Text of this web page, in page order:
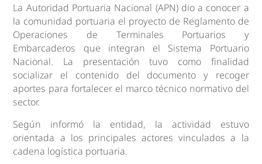
La Autoridad Portuaria Nacional (APN) dio a conocer a
la comunidad portuaria el proyecto de Reglamento de
Operaciones de Terminales Portuarios y
Embarcaderos que integran el Sistema Portuario
Nacional. La presentación tuvo como finalidad
socializar el contenido del documento y recoger
aportes para fortalecer el marco técnico normativo del
sector.
Según informó la entidad, la actividad estuvo
orientada a los principales actores vinculados a la
cadena logística portuaria.